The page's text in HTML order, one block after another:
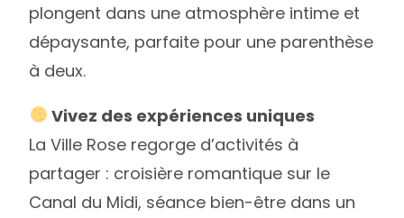
plongent dans une atmosphère intime et
dépaysante, parfaite pour une parenthèse
à deux.
Vivez des expériences uniques
La Ville Rose regorge d’activités à
partager : croisière romantique sur le
Canal du Midi, séance bien-être dans un